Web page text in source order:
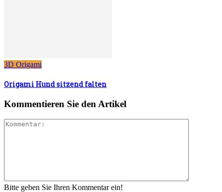
3D Origami
Origami Hund sitzend falten
Kommentieren Sie den Artikel
Bitte geben Sie Ihren Kommentar ein!